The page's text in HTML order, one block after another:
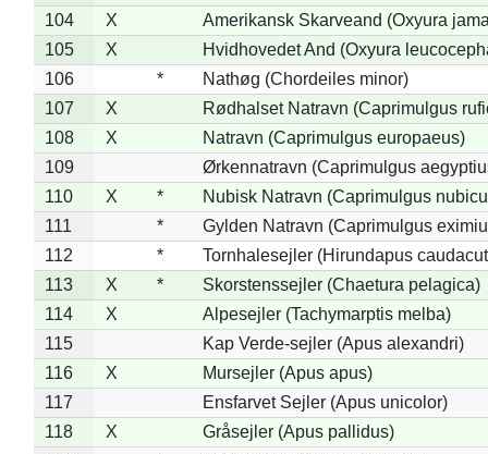
104 X
Amerikansk Skarveand (Oxyura
105
X
Hvidhovedet And (Oxyura
106
*
Nathøg (Chordeiles minor)
107
X
Rødhalset Natravn (Caprimulgus
108
X
Natravn (Caprimulgus europaeus)
109
Ørkennatravn (Caprimulgus
110
X *
Nubisk Natravn (Caprimulgus
111
*
Gylden Natravn (Caprimulgus
112
*
Tornhalesejler (Hirundapus
113
X *
Skorstenssejler (Chaetura pelagica)
114
X
Alpesejler (Tachymarptis melba)
115
Kap Verde-sejler (Apus alexandri)
116
X
Mursejler (Apus apus)
117
Ensfarvet Sejler (Apus unicolor)
118
X
Gråsejler (Apus pallidus)